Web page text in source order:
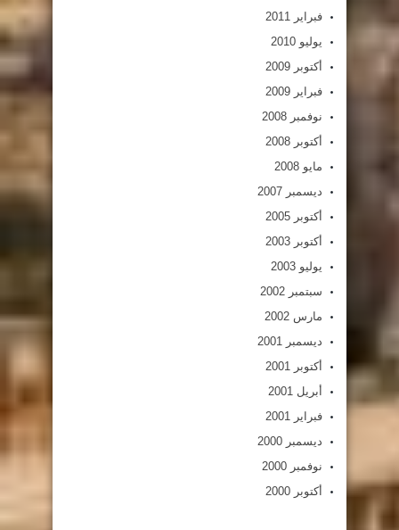
فبراير 2011
يوليو 2010
أكتوبر 2009
فبراير 2009
نوفمبر 2008
أكتوبر 2008
مايو 2008
ديسمبر 2007
أكتوبر 2005
أكتوبر 2003
يوليو 2003
سبتمبر 2002
مارس 2002
ديسمبر 2001
أكتوبر 2001
أبريل 2001
فبراير 2001
ديسمبر 2000
نوفمبر 2000
أكتوبر 2000